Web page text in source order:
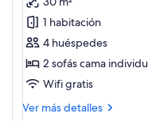
Suite,
terraza,
vistas
a
la
piscina
1 habitación
4 huéspedes
2 sofás cama
Wifi gratis
Ver más detalles
Más